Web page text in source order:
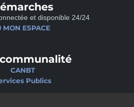
et disponible 24/24
MON ESPACE
CANBT
Publics